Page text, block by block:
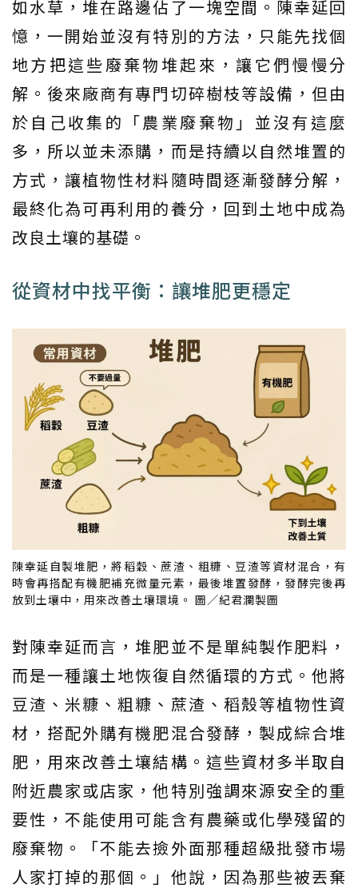
如水草，堆在路邊佔了一塊空間。陳幸延回
憶，一開始並沒有特別的方法，只能先找個
地方把這些廢棄物堆起來，讓它們慢慢分
解。後來廠商有專門切碎樹枝等設備，但由
於自己收集的「農業廢棄物」並沒有這麼
多，所以並未添購，而是持續以自然堆置的
方式，讓植物性材料隨時間逐漸發酵分解，
最終化為可再利用的養分，回到土地中成為
改良土壤的基礎。
從資材中找平衡：讓堆肥更穩定
陳幸延自製堆肥，將稻穀、蔗渣、粗糠、豆渣等資材混合，有
時會再搭配有機肥補充微量元素，最後堆置發酵，發酵完後再
放到土壤中，用來改善土壤環境。 圖／紀君瀾製圖
對陳幸延而言，堆肥並不是單純製作肥料，
而是一種讓土地恢復自然循環的方式。他將
豆渣、米糠、粗糠、蔗渣、稻殼等植物性資
材，搭配外購有機肥混合發酵，製成綜合堆
肥，用來改善土壤結構。這些資材多半取自
附近農家或店家，他特別強調來源安全的重
要性，不能使用可能含有農藥或化學殘留的
廢棄物。「不能去撿外面那種超級批發市場
人家打掉的那個。」他說，因為那些被丟棄